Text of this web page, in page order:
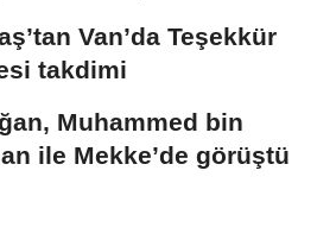
Van’da Teşekkür
takdimi
Muhammed bin
ile Mekke’de görüştü